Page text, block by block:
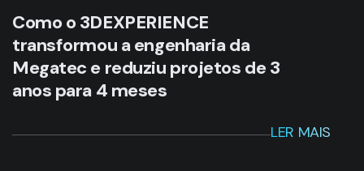
Como o 3DEXPERIENCE
transformou a engenharia da
Megatec e reduziu projetos de 3
anos para 4 meses
LER MAIS